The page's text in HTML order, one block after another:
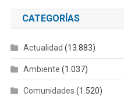
CATEGORÍAS
Actualidad (13.883)
Ambiente (1.037)
Comunidades (1.520)